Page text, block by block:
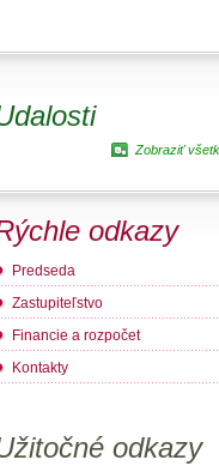
Zobraziť
odkazy
Predseda
Zastupiteľstvo
Financie a rozpočet
Kontakty
odkazy